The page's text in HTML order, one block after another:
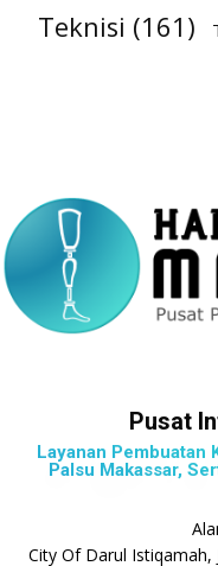
Teknisi (161)
Pusat
Layanan Pembuatan
Palsu Makassar,
City Of Darul